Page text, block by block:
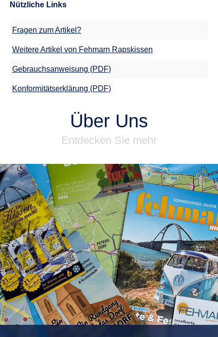
Nützliche Links
Fragen zum Artikel?
Weitere Artikel von Fehmarn Rapskissen
Gebrauchsanweisung (PDF)
Konformitätserklärung (PDF)
Über Uns
Entdecken Sie mehr